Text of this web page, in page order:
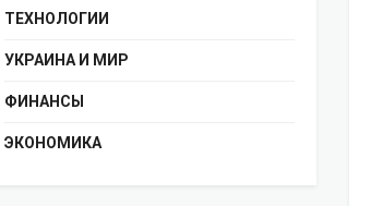
ТЕХНОЛОГИИ
УКРАИНА И МИР
ФИНАНСЫ
ЭКОНОМИКА